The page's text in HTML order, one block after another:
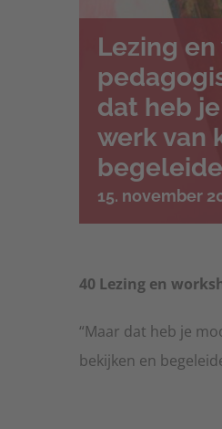
Lezing
dat heb
werk van
15. november
40 Lezing en
“Maar dat heb je
bekijken en